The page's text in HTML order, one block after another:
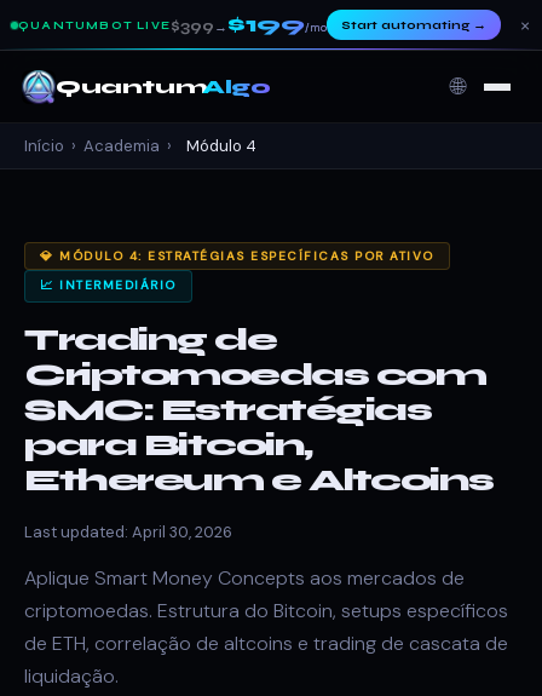
QUANTUMBOT LIVE $399 → $199/mo Start automating→ ×
QuantumAlgo 🌐
Início › Academia › Módulo 4
💎 MÓDULO 4: ESTRATÉGIAS ESPECÍFICAS POR ATIVO
📈 INTERMEDIÁRIO
Trading de
Criptomoedas com
SMC: Estratégias
para Bitcoin,
Ethereum e Altcoins
Last updated: April 30, 2026
Aplique Smart Money Concepts aos mercados de
criptomoedas. Estrutura do Bitcoin, setups específicos
de ETH, correlação de altcoins e trading de cascata de
liquidação.